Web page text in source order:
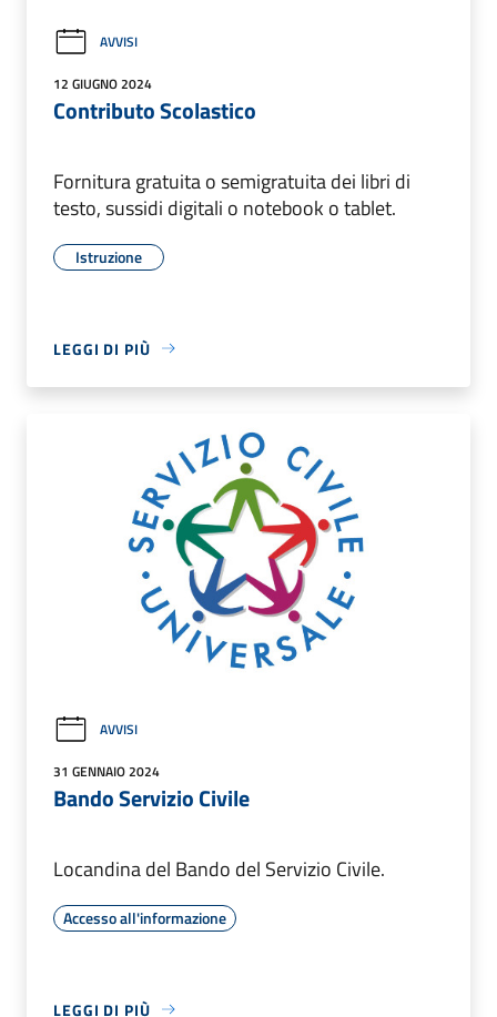
AVVISI
12 GIUGNO 2024
Contributo Scolastico
Fornitura gratuita o semigratuita dei libri di
testo, sussidi digitali o notebook o tablet.
Istruzione
LEGGI DI PIÙ
AVVISI
31 GENNAIO 2024
Bando Servizio Civile
Locandina del Bando del Servizio Civile.
Accesso all'informazione
LEGGI DI PIÙ